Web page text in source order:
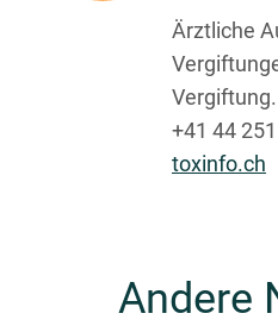
Ärztliche
+41 44
toxinfo.ch
Andere